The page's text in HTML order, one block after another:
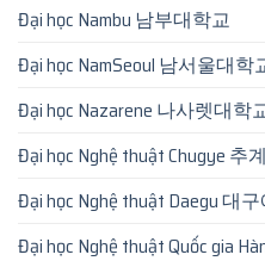
Đại học Nambu 남부대학교
Đại học NamSeoul 남서울대학
Đại học Nazarene 나사렛대학
Đại học Nghệ thuật Chugye 추
Đại học Nghệ thuật Daegu 대
Đại học Nghệ thuật Quốc gia